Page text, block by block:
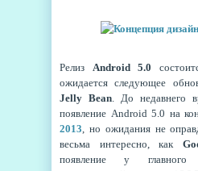
Релиз Android 5.0
ожидается следующее
Jelly Bean. До недавнего
появление Android 5.0 на
2013, но ожидания не
весьма интересно, как
появление у главного